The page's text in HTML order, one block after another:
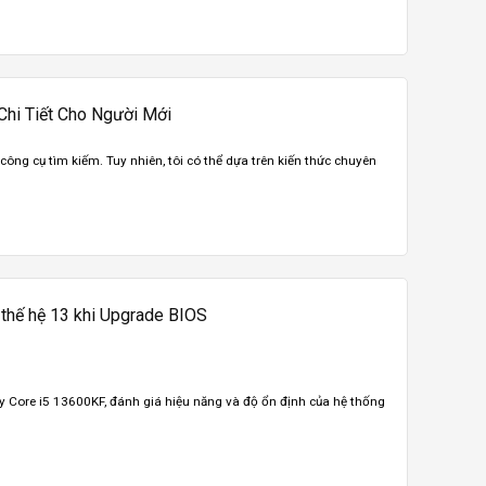
Tiết Cho Người Mới
cụ tìm kiếm. Tuy nhiên, tôi có thể dựa trên kiến thức chuyên
hệ 13 khi Upgrade BIOS
Core i5 13600KF, đánh giá hiệu năng và độ ổn định của hệ thống